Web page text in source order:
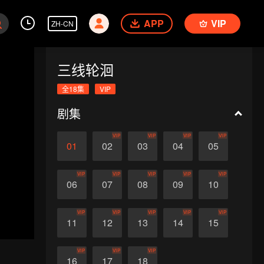
ZH-CN APP VIP
三线轮洄
全18集 VIP
剧集
01 02
VIP
03
VIP
04
VIP
05
VIP
06
VIP
07
VIP
08
VIP
09
VIP
10
VIP
11
VIP
12
VIP
13
VIP
14
VIP
15
VIP
16
VIP
17
VIP
18
VIP